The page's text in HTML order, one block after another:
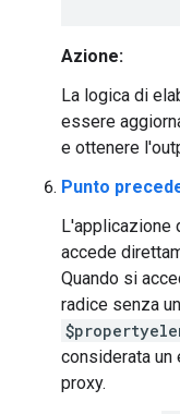
Azione:
La logica di
essere
e ottenere
Punto
L'applicazione
accede
Quando si
radice senza
considerata un
proxy.